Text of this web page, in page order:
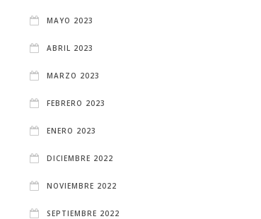
MAYO 2023
ABRIL 2023
MARZO 2023
FEBRERO 2023
ENERO 2023
DICIEMBRE 2022
NOVIEMBRE 2022
SEPTIEMBRE 2022